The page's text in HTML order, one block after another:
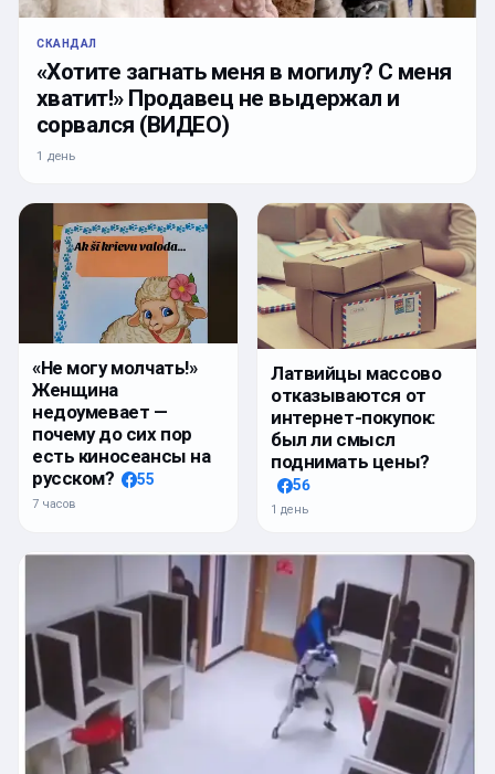
СКАНДАЛ
«Хотите загнать меня в могилу? С меня
хватит!» Продавец не выдержал и
сорвался (ВИДЕО)
1 день
«Не могу молчать!»
Женщина
недоумевает —
почему до сих пор
есть киносеансы на
русском?
55
7 часов
Латвийцы массово
отказываются от
интернет-покупок:
был ли смысл
поднимать цены?
56
1 день